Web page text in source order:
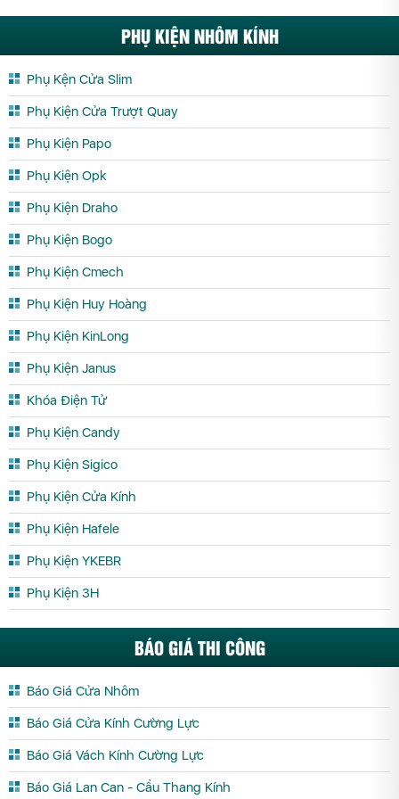
PHỤ KIỆN NHÔM KÍNH
Phụ Kện Cửa Slim
Phụ Kiện Cửa Trượt Quay
Phụ Kiện Papo
Phụ Kiện Opk
Phụ Kiện Draho
Phụ Kiện Bogo
Phụ Kiện Cmech
Phụ Kiện Huy Hoàng
Phụ Kiện KinLong
Phụ Kiện Janus
Khóa Điện Tử
Phụ Kiện Candy
Phụ Kiện Sigico
Phụ Kiện Cửa Kính
Phụ Kiện Hafele
Phụ Kiện YKEBR
Phụ Kiện 3H
BÁO GIÁ THI CÔNG
Báo Giá Cửa Nhôm
Báo Giá Cửa Kính Cường Lực
Báo Giá Vách Kính Cường Lực
Báo Giá Lan Can - Cầu Thang Kính